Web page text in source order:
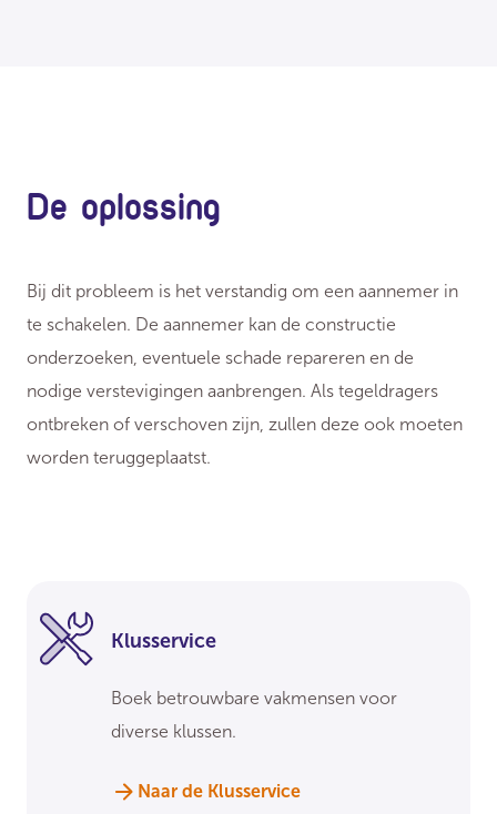
De oplossing
Bij dit probleem is het verstandig om een aannemer in
te schakelen. De aannemer kan de constructie
onderzoeken, eventuele schade repareren en de
nodige verstevigingen aanbrengen. Als tegeldragers
ontbreken of verschoven zijn, zullen deze ook moeten
worden teruggeplaatst.
Klusservice
Boek betrouwbare vakmensen voor
diverse klussen.
Naar de Klusservice